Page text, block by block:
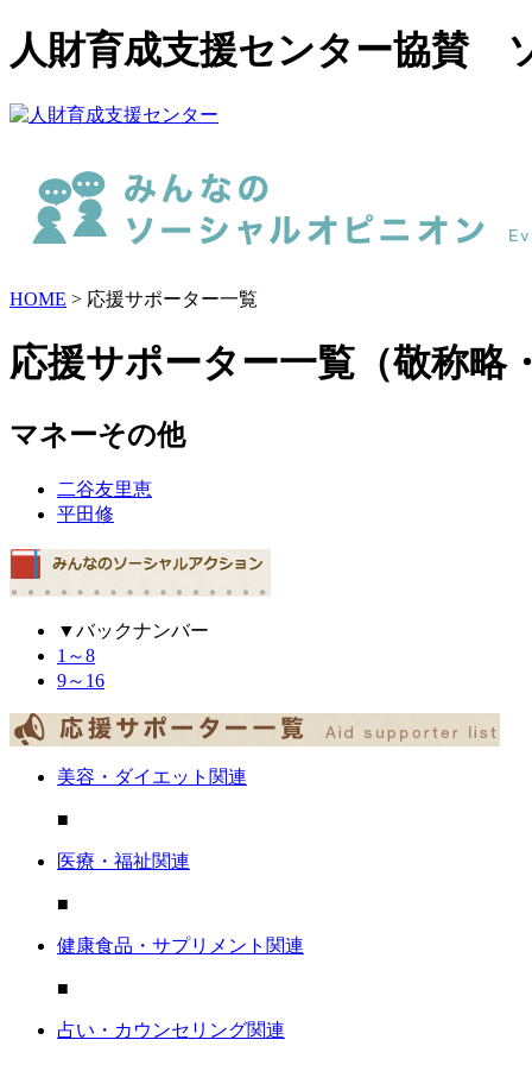
人財育成支援センター協賛
HOME > 応援サポーター一覧
応援サポーター一覧（敬称略
マネーその他
二谷友里恵
平田修
▼バックナンバー
1～8
9～16
美容・ダイエット関連
■
医療・福祉関連
■
健康食品・サプリメント関連
■
占い・カウンセリング関連